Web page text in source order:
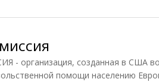
- организация, созданная в США
помощи населению